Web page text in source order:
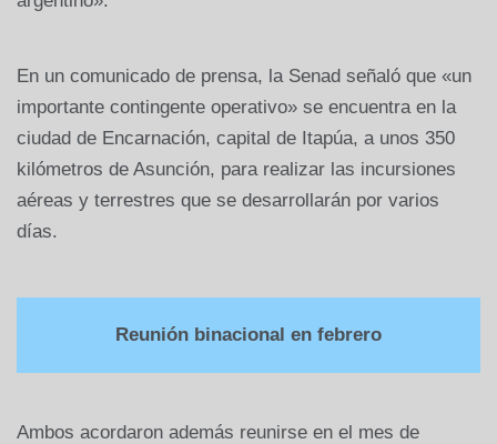
En un comunicado de prensa, la Senad señaló que «un
importante contingente operativo» se encuentra en la
ciudad de Encarnación, capital de Itapúa, a unos 350
kilómetros de Asunción, para realizar las incursiones
aéreas y terrestres que se desarrollarán por varios
días.
Reunión binacional en febrero
Ambos acordaron además reunirse en el mes de